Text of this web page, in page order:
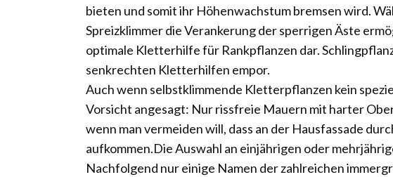
bieten und somit ihr Höhenwachstum bremsen wird.
Spreizklimmer die Verankerung der sperrigen Äste
optimale Kletterhilfe für Rankpflanzen dar.
senkrechten Kletterhilfen empor.
Auch wenn selbstklimmende Kletterpflanzen kein
Vorsicht angesagt: Nur rissfreie Mauern mit harter
wenn man vermeiden will, dass an der Hausfassade
aufkommen.Die Auswahl an einjährigen oder
Nachfolgend nur einige Namen der zahlreichen